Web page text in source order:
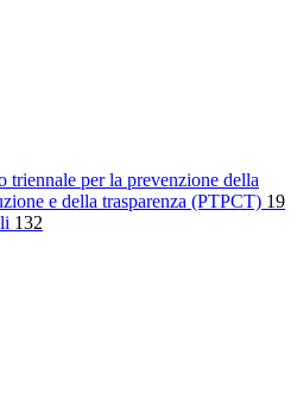
triennale per la prevenzione della
e della trasparenza (PTPCT) 19
132